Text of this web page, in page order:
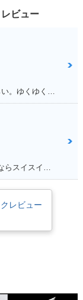
ビュー
レビュー